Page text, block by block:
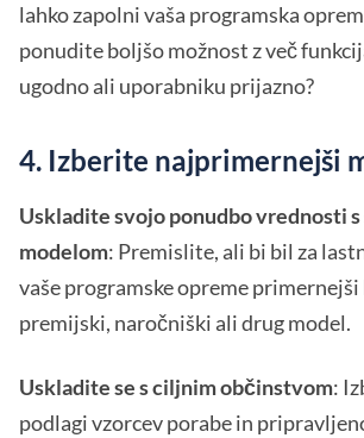
lahko zapolni vaša programska
ponudite boljšo možnost z več
ugodno ali uporabniku prijazno?
4. Izberite najprimernejši
Uskladite svojo ponudbo vrednosti
modelom: Premislite, ali bi bil za
vaše programske opreme
premijski, naročniški ali drug model.
Uskladite se s ciljnim občinstvom:
podlagi vzorcev porabe in